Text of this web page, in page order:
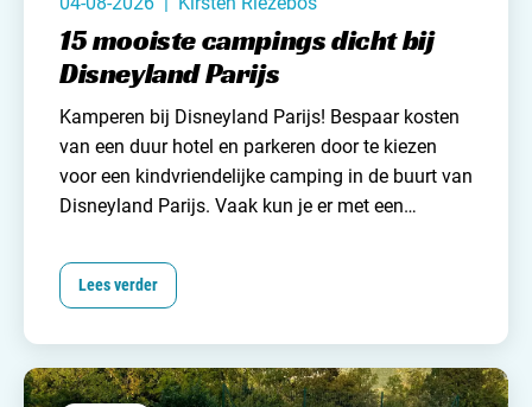
15 mooiste campings dicht bij
Disneyland Parijs
Kamperen bij Disneyland Parijs! Bespaar kosten
van een duur hotel en parkeren door te kiezen
voor een kindvriendelijke camping in de buurt van
Disneyland Parijs. Vaak kun je er met een
campings zijn ook het hele jaar door geopend.
Wij vanCampingzoeker
Lees verder